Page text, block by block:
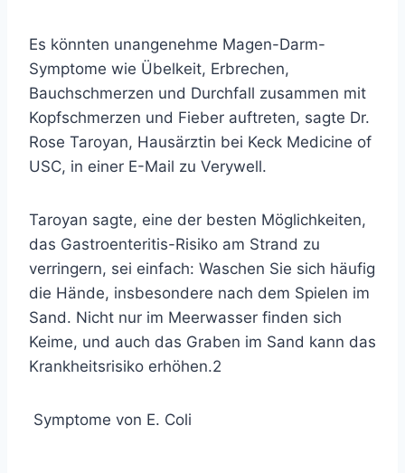
Es könnten unangenehme Magen-Darm-
Symptome wie Übelkeit, Erbrechen,
Bauchschmerzen und Durchfall zusammen mit
Kopfschmerzen und Fieber auftreten, sagte Dr.
Rose Taroyan, Hausärztin bei Keck Medicine of
USC, in einer E-Mail zu Verywell.
Taroyan sagte, eine der besten Möglichkeiten,
das Gastroenteritis-Risiko am Strand zu
verringern, sei einfach: Waschen Sie sich häufig
die Hände, insbesondere nach dem Spielen im
Sand. Nicht nur im Meerwasser finden sich
Keime, und auch das Graben im Sand kann das
Krankheitsrisiko erhöhen.2
Symptome von E. Coli